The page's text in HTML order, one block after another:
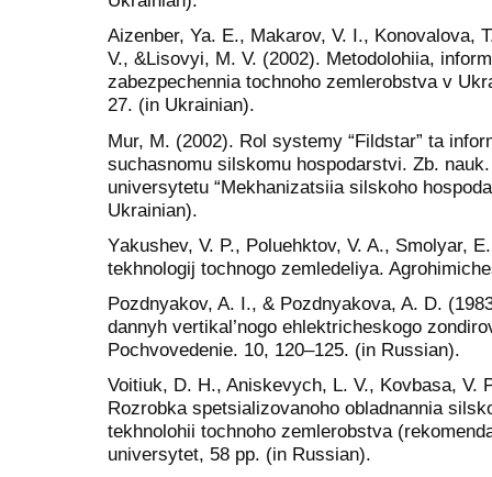
Aizenber, Ya. E., Makarov, V. І., Konovalova,
V., &Lisovyi, M. V. (2002). Metodolohiia,
zabezpechennia tochnoho zemlerobstva v
27. (in Ukrainian).
Mur, M. (2002). Rol systemy “Fildstar” ta
suchasnomu silskomu hospodarstvi. Zb.
universytetu “Mekhanizatsiia silskoho
Ukrainian).
Yаkushev, V. P., Poluehktov, V. A., Smolyar,
tekhnologij tochnogo zemledeliya.
Pozdnyakov, A. I., & Pozdnyakova, A. D.
dannyh vertikal’nogo ehlektricheskogo
Pochvovedenie. 10, 120–125. (іn Russian).
Voitiuk, D. H., Aniskevych, L. V., Kovbasa, V.
Rozrobka spetsializovanoho obladnannia
tekhnolohii tochnoho zemlerobstva
universytet, 58 pр. (іn Russian).